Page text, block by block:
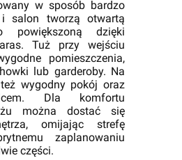
w sposób bardzo
salon tworzą otwartą
powiększoną dzięki
Tuż przy wejściu
pomieszczenia,
lub garderoby. Na
wygodny pokój oraz
Dla komfortu
można dostać się
omijając strefę
zaplanowaniu
części.